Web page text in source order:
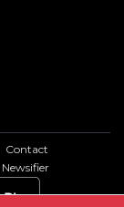
Contact
Newsifier